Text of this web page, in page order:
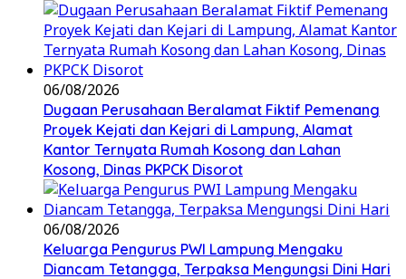
06/08/2026
Dugaan Perusahaan Beralamat Fiktif Pemenang
Proyek Kejati dan Kejari di Lampung, Alamat
Kantor Ternyata Rumah Kosong dan Lahan
Kosong, Dinas PKPCK Disorot
06/08/2026
Keluarga Pengurus PWI Lampung Mengaku
Diancam Tetangga, Terpaksa Mengungsi Dini Hari